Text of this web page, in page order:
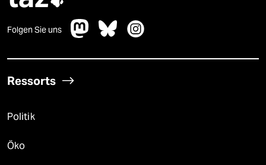
Folgen Sie uns
Ressorts
Politik
Öko